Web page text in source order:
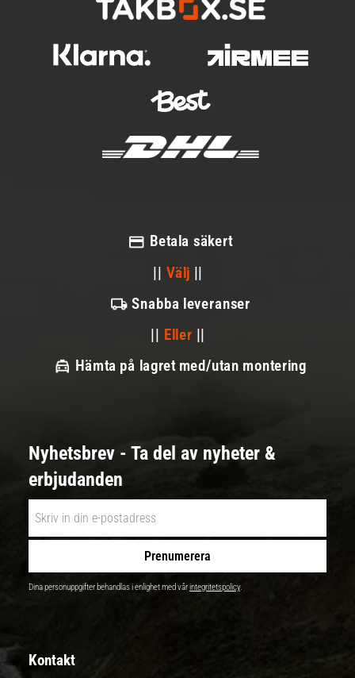
Betala säkert
|| Välj ||
Snabba leveranser
|| Eller ||
Hämta på lagret med/utan montering
Nyhetsbrev - Ta del av nyheter &
erbjudanden
Prenumerera
Dina personuppgifter behandlas i enlighet med vårintegritetspolicy.
Kontakt